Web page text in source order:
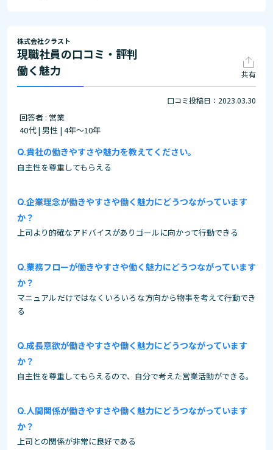
株式会社クラスト
現職社員の口コミ・評判
働く魅力
共有
口コミ投稿日：2023.03.30
回答者 : 営業
40代 | 男性 | 4年～10年
貴社の働きやすさや魅力を教えてください。
自主性を尊重してもらえる
企業理念が働きやすさや働く魅力にどうつながっています
か？
上司より的確なアドバイスがありゴールに向かって行動できる
業務フローが働きやすさや働く魅力にどうつながっています
か？
マニュアルだけではなくいろいろな方向から物事を考えて行動でき
る
成長意欲が働きやすさや働く魅力にどうつながっています
か？
自主性を尊重してもらえるので、自分で考えた営業活動ができる。
人間関係が働きやすさや働く魅力にどうつながっています
か？
上司との関係が非常に良好である